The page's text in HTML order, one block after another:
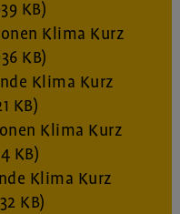
KB)
Klima Kurz
KB)
Klima Kurz
KB)
Klima Kurz
KB)
Klima Kurz
KB)